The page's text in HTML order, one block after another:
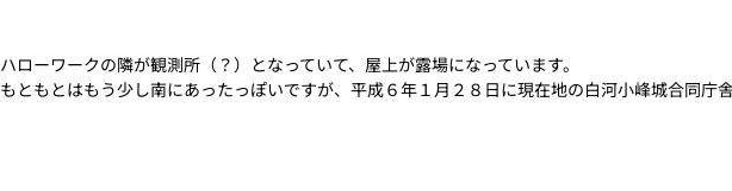
ハローワークの隣が観測所（？）となっていて、屋上が露場になっています。
もともとはもう少し南にあったっぽいですが、平成６年１月２８日に現在地の白河小峰城合同庁